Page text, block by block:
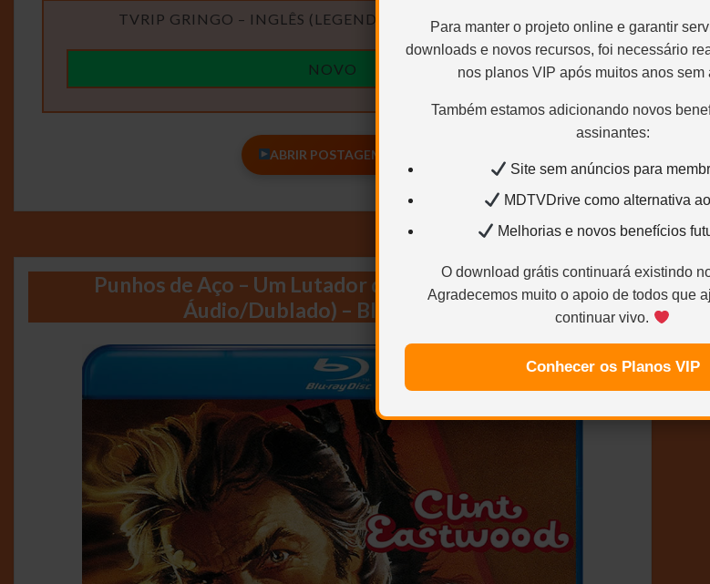
Para manter o projeto online e garantir
downloads e novos recursos, foi necessário
nos planos VIP após muitos anos sem
Também estamos adicionando novos
assinantes:
Site sem anúncios para
MDTVDrive como alternativa
Melhorias e novos benefícios
O download grátis continuará existindo
Agradecemos muito o apoio de todos que
continuar vivo.
Conhecer os Planos VIP
TVRIP GRINGO – INGLÊS (LEGENDADO EM PORTUGUÊS)
NOVO
ABRIR POSTAGEM <<<
Punhos de Aço – Um Lutador de Rua – 1980 – (Dual
Áudio/Dublado) – Bluray 1080p